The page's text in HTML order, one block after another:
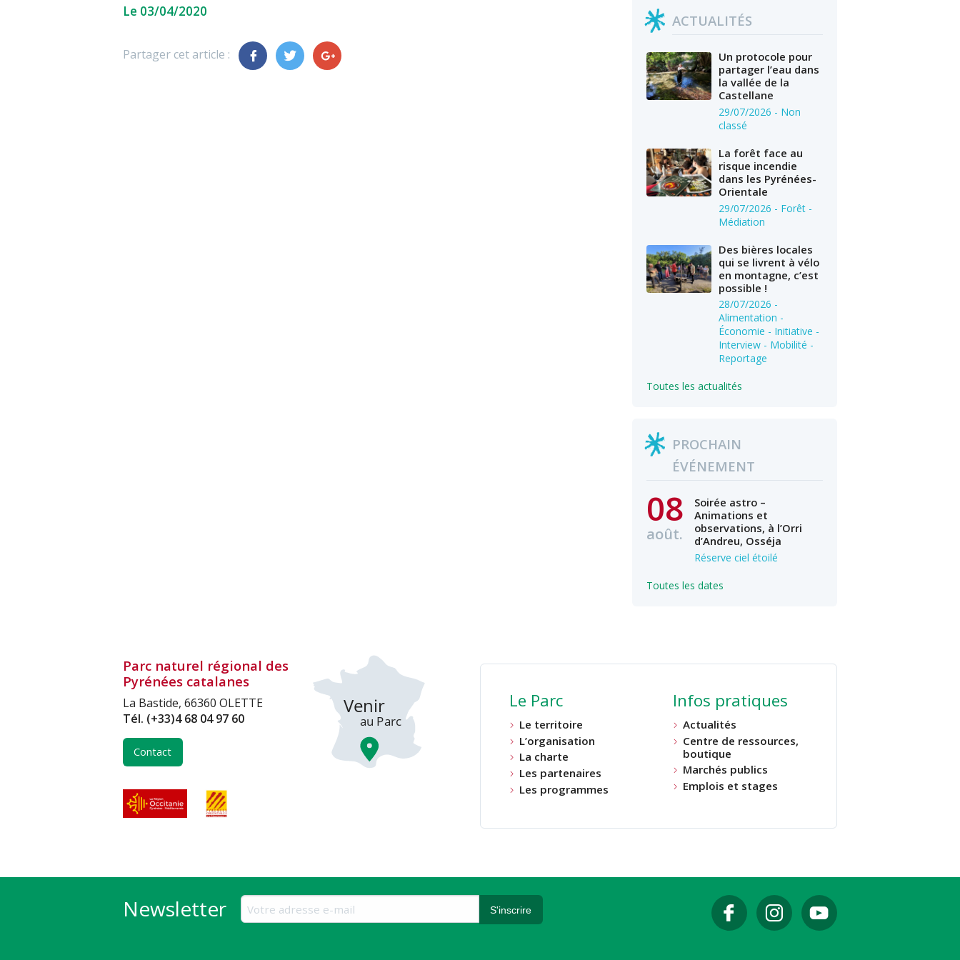
Le 03/04/2020
Partager cet article :
ACTUALITÉS
Un protocole pour
partager l’eau dans
la vallée de la
Castellane
29/07/2026 - Non
classé
La forêt face au
risque incendie
dans les Pyrénées-
Orientale
29/07/2026 - Forêt -
Médiation
Des bières locales
qui se livrent à vélo
en montagne, c’est
possible !
28/07/2026 -
Alimentation -
Économie - Initiative -
Interview - Mobilité -
Reportage
Toutes les actualités
PROCHAIN
ÉVÉNEMENT
08
août.
Soirée astro –
Animations et
observations, à l’Orri
d’Andreu, Osséja
Réserve ciel étoilé
Toutes les dates
Parc naturel régional des
Pyrénées catalanes
La Bastide, 66360 OLETTE
Tél. (+33)4 68 04 97 60
Contact
Le Parc
Le territoire
L’organisation
La charte
Les partenaires
Les programmes
Infos pratiques
Actualités
Centre de ressources,
boutique
Marchés publics
Emplois et stages
Newsletter